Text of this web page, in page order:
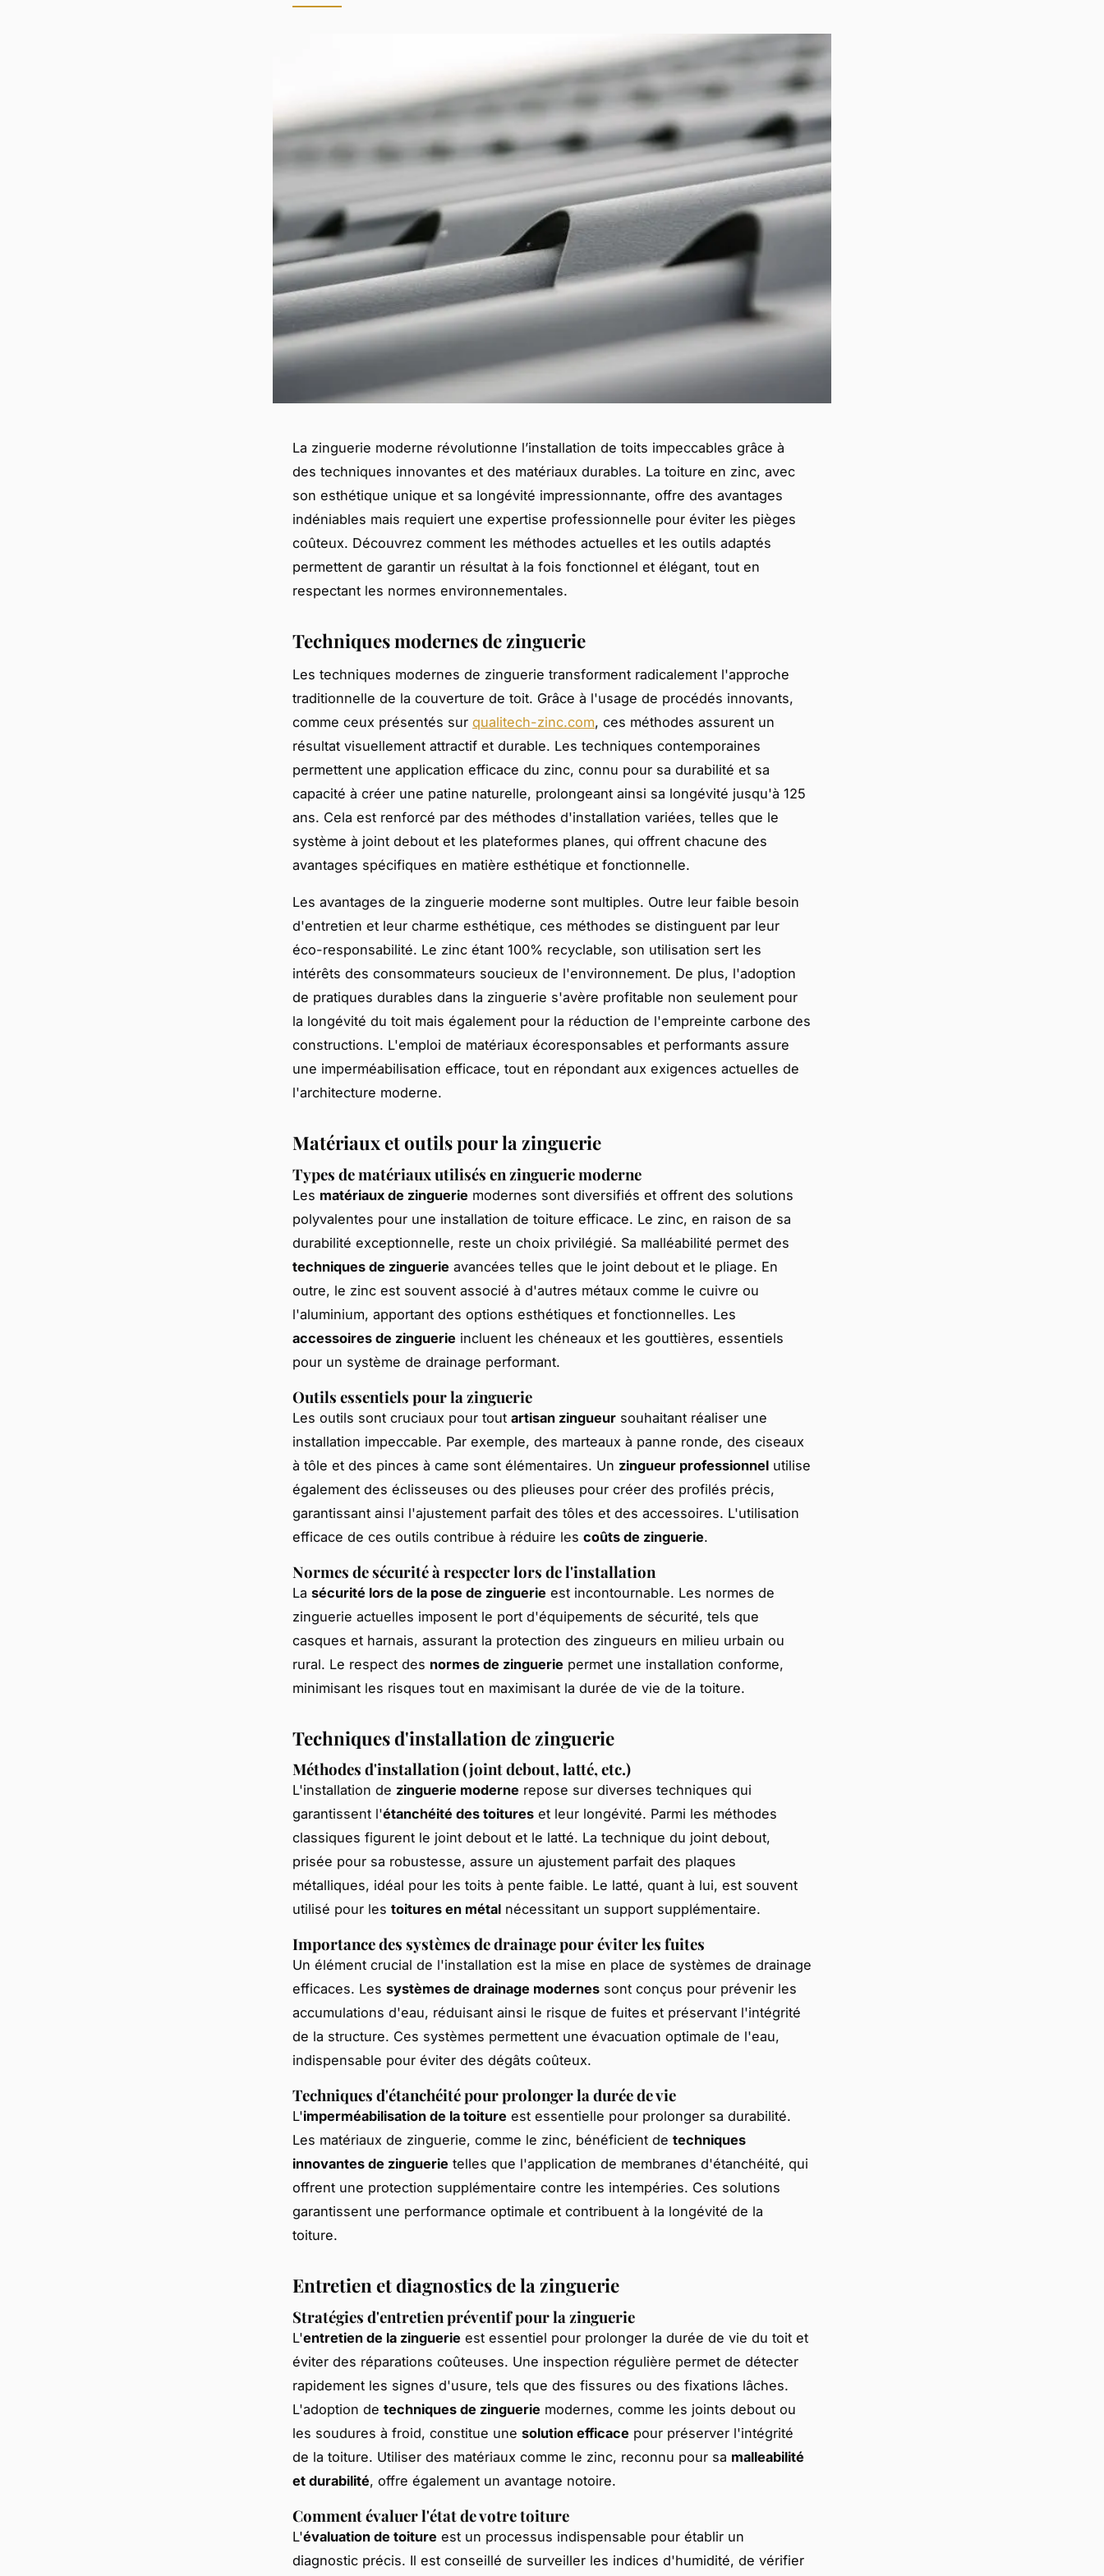
La zinguerie moderne révolutionne l’installation de toits impeccables grâce à
des techniques innovantes et des matériaux durables. La toiture en zinc, avec
son esthétique unique et sa longévité impressionnante, offre des avantages
indéniables mais requiert une expertise professionnelle pour éviter les pièges
coûteux. Découvrez comment les méthodes actuelles et les outils adaptés
permettent de garantir un résultat à la fois fonctionnel et élégant, tout en
respectant les normes environnementales.
Techniques modernes de zinguerie
Les techniques modernes de zinguerie transforment radicalement l'approche
traditionnelle de la couverture de toit. Grâce à l'usage de procédés innovants,
comme ceux présentés sur qualitech-zinc.com, ces méthodes assurent un
résultat visuellement attractif et durable. Les techniques contemporaines
permettent une application efficace du zinc, connu pour sa durabilité et sa
capacité à créer une patine naturelle, prolongeant ainsi sa longévité jusqu'à 125
ans. Cela est renforcé par des méthodes d'installation variées, telles que le
système à joint debout et les plateformes planes, qui offrent chacune des
avantages spécifiques en matière esthétique et fonctionnelle.
Les avantages de la zinguerie moderne sont multiples. Outre leur faible besoin
d'entretien et leur charme esthétique, ces méthodes se distinguent par leur
éco-responsabilité. Le zinc étant 100% recyclable, son utilisation sert les
intérêts des consommateurs soucieux de l'environnement. De plus, l'adoption
de pratiques durables dans la zinguerie s'avère profitable non seulement pour
la longévité du toit mais également pour la réduction de l'empreinte carbone des
constructions. L'emploi de matériaux écoresponsables et performants assure
une imperméabilisation efficace, tout en répondant aux exigences actuelles de
l'architecture moderne.
Matériaux et outils pour la zinguerie
Types de matériaux utilisés en zinguerie moderne
Les matériaux de zinguerie modernes sont diversifiés et offrent des solutions
polyvalentes pour une installation de toiture efficace. Le zinc, en raison de sa
durabilité exceptionnelle, reste un choix privilégié. Sa malléabilité permet des
techniques de zinguerie avancées telles que le joint debout et le pliage. En
outre, le zinc est souvent associé à d'autres métaux comme le cuivre ou
l'aluminium, apportant des options esthétiques et fonctionnelles. Les
accessoires de zinguerie incluent les chéneaux et les gouttières, essentiels
pour un système de drainage performant.
Outils essentiels pour la zinguerie
Les outils sont cruciaux pour tout artisan zingueur souhaitant réaliser une
installation impeccable. Par exemple, des marteaux à panne ronde, des ciseaux
à tôle et des pinces à came sont élémentaires. Un zingueur professionnel utilise
également des éclisseuses ou des plieuses pour créer des profilés précis,
garantissant ainsi l'ajustement parfait des tôles et des accessoires. L'utilisation
efficace de ces outils contribue à réduire les coûts de zinguerie.
Normes de sécurité à respecter lors de l'installation
La sécurité lors de la pose de zinguerie est incontournable. Les normes de
zinguerie actuelles imposent le port d'équipements de sécurité, tels que
casques et harnais, assurant la protection des zingueurs en milieu urbain ou
rural. Le respect des normes de zinguerie permet une installation conforme,
minimisant les risques tout en maximisant la durée de vie de la toiture.
Techniques d'installation de zinguerie
Méthodes d'installation (joint debout, latté, etc.)
L'installation de zinguerie moderne repose sur diverses techniques qui
garantissent l'étanchéité des toitures et leur longévité. Parmi les méthodes
classiques figurent le joint debout et le latté. La technique du joint debout,
prisée pour sa robustesse, assure un ajustement parfait des plaques
métalliques, idéal pour les toits à pente faible. Le latté, quant à lui, est souvent
utilisé pour les toitures en métal nécessitant un support supplémentaire.
Importance des systèmes de drainage pour éviter les fuites
Un élément crucial de l'installation est la mise en place de systèmes de drainage
efficaces. Les systèmes de drainage modernes sont conçus pour prévenir les
accumulations d'eau, réduisant ainsi le risque de fuites et préservant l'intégrité
de la structure. Ces systèmes permettent une évacuation optimale de l'eau,
indispensable pour éviter des dégâts coûteux.
Techniques d'étanchéité pour prolonger la durée de vie
L'imperméabilisation de la toiture est essentielle pour prolonger sa durabilité.
Les matériaux de zinguerie, comme le zinc, bénéficient de techniques
innovantes de zinguerie telles que l'application de membranes d'étanchéité, qui
offrent une protection supplémentaire contre les intempéries. Ces solutions
garantissent une performance optimale et contribuent à la longévité de la
toiture.
Entretien et diagnostics de la zinguerie
Stratégies d'entretien préventif pour la zinguerie
L'entretien de la zinguerie est essentiel pour prolonger la durée de vie du toit et
éviter des réparations coûteuses. Une inspection régulière permet de détecter
rapidement les signes d'usure, tels que des fissures ou des fixations lâches.
L'adoption de techniques de zinguerie modernes, comme les joints debout ou
les soudures à froid, constitue une solution efficace pour préserver l'intégrité
de la toiture. Utiliser des matériaux comme le zinc, reconnu pour sa malleabilité
et durabilité, offre également un avantage notoire.
Comment évaluer l'état de votre toiture
L'évaluation de toiture est un processus indispensable pour établir un
diagnostic précis. Il est conseillé de surveiller les indices d'humidité, de vérifier